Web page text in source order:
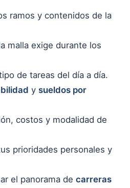
ramos y contenidos de la
malla exige durante los
de tareas del día a día.
y sueldos por
costos y modalidad de
prioridades personales y
el panorama de carreras